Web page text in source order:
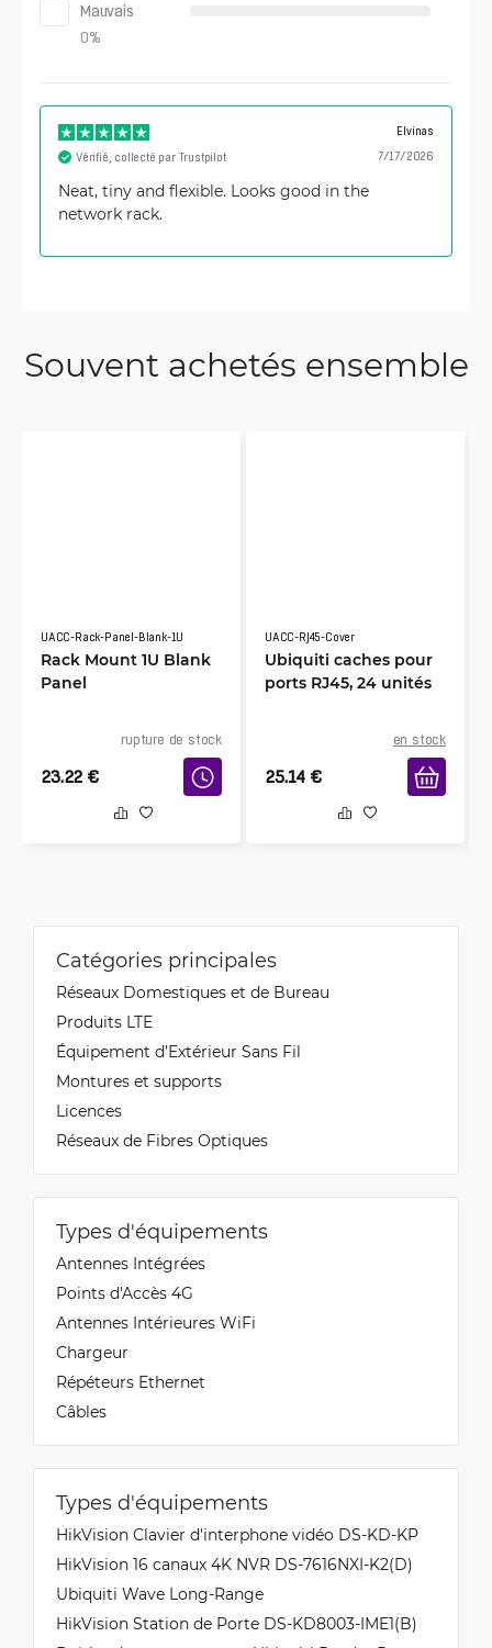
Mauvais
0%
Elvinas
7/17/2026
Vérifié, collecté par Trustpilot
Neat, tiny and flexible. Looks good in the
network rack.
Souvent achetés ensemble
UACC-Rack-Panel-Blank-1U
Rack Mount 1U Blank
Panel
rupture de stock
23.22 €
UACC-RJ45-Cover
Ubiquiti caches pour
ports RJ45, 24 unités
en stock
25.14 €
Catégories principales
Réseaux Domestiques et de Bureau
Produits LTE
Équipement d’Extérieur Sans Fil
Montures et supports
Licences
Réseaux de Fibres Optiques
Types d'équipements
Antennes Intégrées
Points d'Accès 4G
Antennes Intérieures WiFi
Chargeur
Répéteurs Ethernet
Câbles
Types d'équipements
HikVision Clavier d'interphone vidéo DS-KD-KP
HikVision 16 canaux 4K NVR DS-7616NXI-K2(D)
Ubiquiti Wave Long-Range
HikVision Station de Porte DS-KD8003-IME1(B)